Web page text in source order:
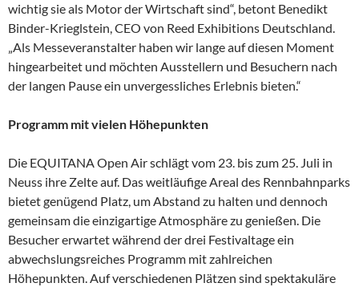
wichtig sie als Motor der Wirtschaft sind“, betont Benedikt
Binder-Krieglstein, CEO von Reed Exhibitions Deutschland.
„Als Messeveranstalter haben wir lange auf diesen Moment
hingearbeitet und möchten Ausstellern und Besuchern nach
der langen Pause ein unvergessliches Erlebnis bieten.“
Programm mit vielen Höhepunkten
Die EQUITANA Open Air schlägt vom 23. bis zum 25. Juli in
Neuss ihre Zelte auf. Das weitläufige Areal des Rennbahnparks
bietet genügend Platz, um Abstand zu halten und dennoch
gemeinsam die einzigartige Atmosphäre zu genießen. Die
Besucher erwartet während der drei Festivaltage ein
abwechslungsreiches Programm mit zahlreichen
Höhepunkten. Auf verschiedenen Plätzen sind spektakuläre